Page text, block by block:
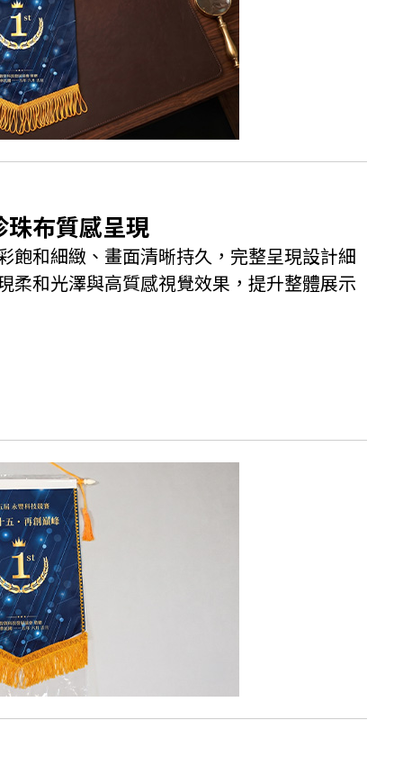
布質感呈現
飽和細緻、畫面清晰持久，完整呈現設計細
柔和光澤與高質感視覺效果，提升整體展示